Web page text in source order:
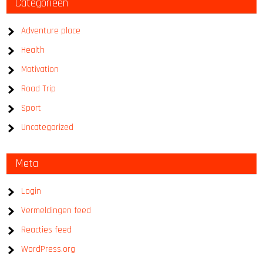
Categorieën
Adventure place
Health
Motivation
Road Trip
Sport
Uncategorized
Meta
Login
Vermeldingen feed
Reacties feed
WordPress.org